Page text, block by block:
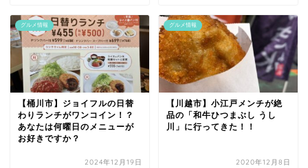
グルメ情報
【桶川市】ジョイフルの日替
わりランチがワンコイン！？
あなたは何曜日のメニューが
お好きですか？
2024年12月19日
グルメ情報
【川越市】小江戸メンチが絶
品の「和牛ひつまぶし うし
川」に行ってきた！！
2020年12月8日